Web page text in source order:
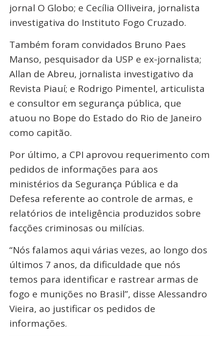
jornal O Globo; e Cecília Olliveira, jornalista
investigativa do Instituto Fogo Cruzado.
Também foram convidados Bruno Paes
Manso, pesquisador da USP e ex-jornalista;
Allan de Abreu, jornalista investigativo da
Revista Piauí; e Rodrigo Pimentel, articulista
e consultor em segurança pública, que
atuou no Bope do Estado do Rio de Janeiro
como capitão.
Por último, a CPI aprovou requerimento com
pedidos de informações para aos
ministérios da Segurança Pública e da
Defesa referente ao controle de armas, e
relatórios de inteligência produzidos sobre
facções criminosas ou milícias.
“Nós falamos aqui várias vezes, ao longo dos
últimos 7 anos, da dificuldade que nós
temos para identificar e rastrear armas de
fogo e munições no Brasil”, disse Alessandro
Vieira, ao justificar os pedidos de
informações.